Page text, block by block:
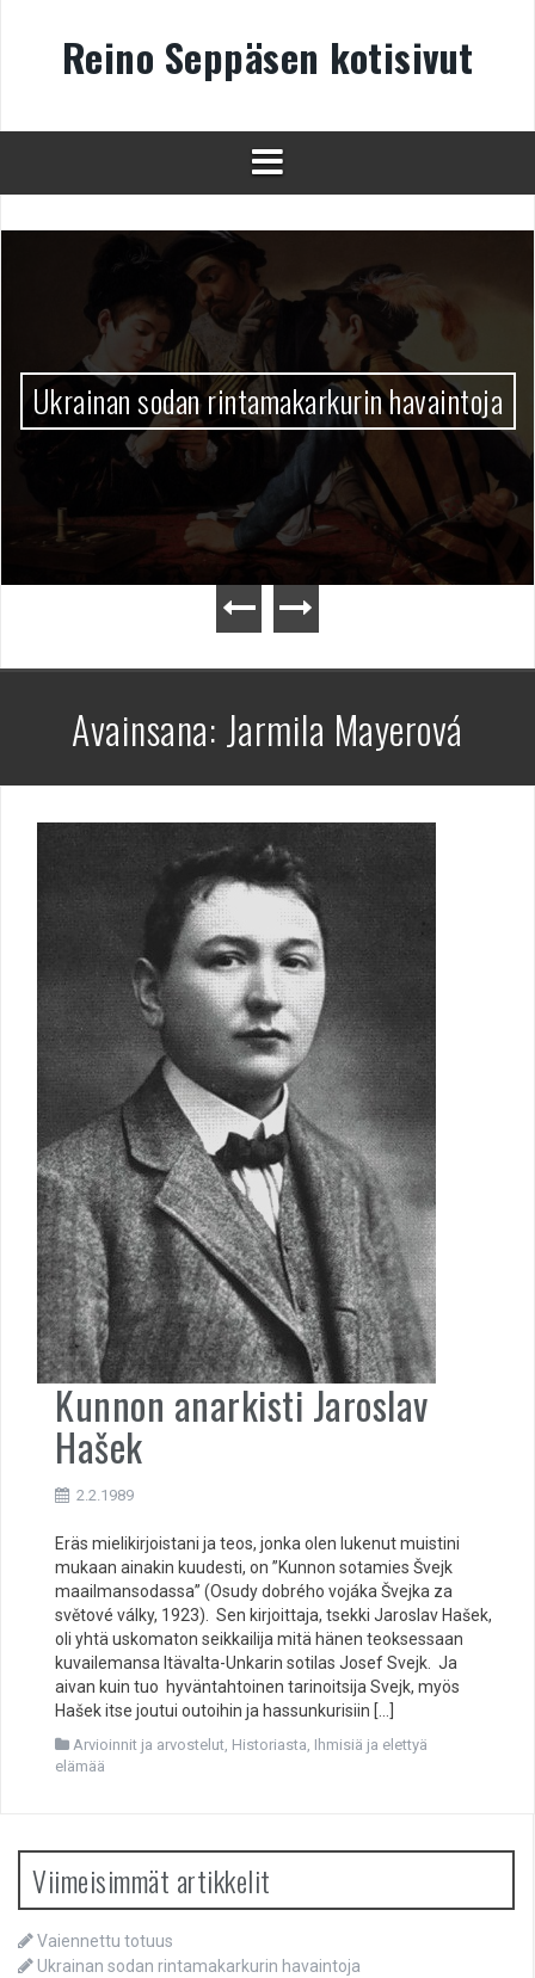
Reino Seppäsen kotisivut
Ukrainan sodan rintamakarkurin havaintoja
Avainsana: Jarmila Mayerová
Kunnon anarkisti Jaroslav
Hašek
2.2.1989
Eräs mielikirjoistani ja teos, jonka olen lukenut muistini
mukaan ainakin kuudesti, on ”Kunnon sotamies Švejk
maailmansodassa” (Osudy dobrého vojáka Švejka za
světové války, 1923). Sen kirjoittaja, tsekki Jaroslav Hašek,
oli yhtä uskomaton seikkailija mitä hänen teoksessaan
kuvailemansa Itävalta-Unkarin sotilas Josef Svejk. Ja
aivan kuin tuo hyväntahtoinen tarinoitsija Svejk, myös
Hašek itse joutui outoihin ja hassunkurisiin […]
Arvioinnit ja arvostelut, Historiasta, Ihmisiä ja elettyä
elämää
Viimeisimmät artikkelit
Vaiennettu totuus
Ukrainan sodan rintamakarkurin havaintoja